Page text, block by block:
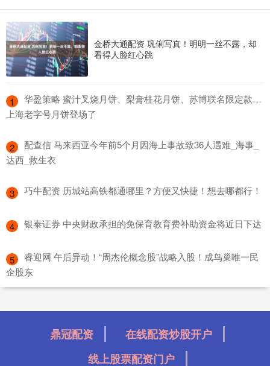
金桥大通配资 巩俐写真！明明一丝不露，却
看得人脸红心跳
1
​华盈策略 蜜汁叉烧月饼、梨膏桂花月饼、苏博联名限定款…
上海老字号月饼登场了
2
​配查信 马来西亚今年前5个月因海上事故致36人遇难_海事_
达西_救生衣
3 ​巧牛配资 历城站高铁都通哪里？方便又快捷！想去哪都行！
4 ​银泰证券 中央财政承担的免保育教育费补助资金将近日下达
5
​睿迎网 午后异动！“周杰伦概念股”战略入股！成鸟巢唯一民
企股东
鼎冠配资
在线配资炒股开户
线上股票配资门户